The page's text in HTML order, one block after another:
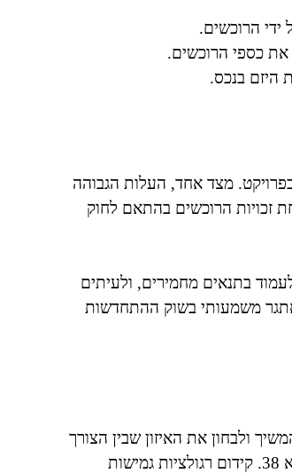
ידי הרוכשים.
כספי הרוכשים.
היזם בנכס.
מצד אחד, העלות הגבוהה
זכויות הרוכשים בהתאם לחוק
בתנאים מחמירים, ולעיתים
אתגר משמעותי בשוק ההתחדשות
ולבחון את האיזון שבין הצורך
בהגנה על רוכשי הדירות לבין יצירת קרקע נוחה ליזמים בפרויקטים של תמ"א 38. קידום רגולציות גמישות